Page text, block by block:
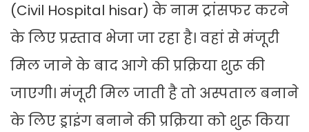
(Civil Hospital hisar) के नाम ट्रांसफर करने
के लिए प्रस्ताव भेजा जा रहा है। वहां से मंजूरी
मिल जाने के बाद आगे की प्रक्रिया शुरू की
जाएगी। मंजूरी मिल जाती है तो अस्पताल बनाने
के लिए ड्राइंग बनाने की प्रक्रिया को शुरू किया